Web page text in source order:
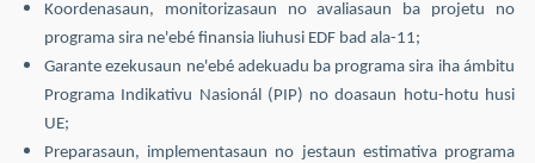
Koordenasaun, monitorizasaun no avaliasaun ba projetu no
programa sira ne'ebé finansia liuhusi EDF bad ala-11;
Garante ezekusaun ne'ebé adekuadu ba programa sira iha ámbitu
Programa Indikativu Nasionál (PIP) no doasaun hotu-hotu husi
UE;
Preparasaun, implementasaun no jestaun estimativa programa